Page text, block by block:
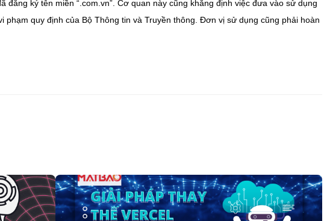
ký tên miền “.com.vn”. Cơ quan này cũng khẳng định việc đưa vào sử dụng
quy định của Bộ Thông tin và Truyền thông. Đơn vị sử dụng cũng phải hoàn